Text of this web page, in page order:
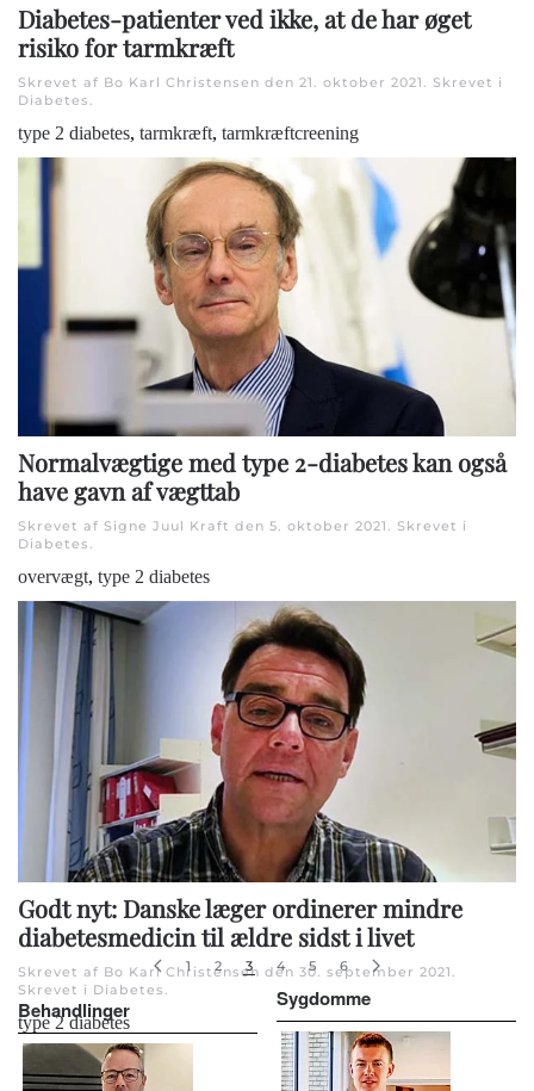
Diabetes-patienter ved ikke, at de har øget
risiko for tarmkræft
Skrevet af Bo Karl Christensen den 21. oktober 2021
. Skrevet i
Diabetes
type 2 diabetes, tarmkræft, tarmkræftcreening
Normalvægtige med type 2-diabetes kan også
have gavn af vægttab
Skrevet af Signe Juul Kraft den 5. oktober 2021. Skrevet i
Diabetes.
overvægt, type 2 diabetes
Godt nyt: Danske læger ordinerer mindre
diabetesmedicin til ældre sidst i livet
Skrevet af Bo Karl Christensen den 30. september 2021
Skrevet i Diabetes
type 2 diabetes
1 2 3 4 5 6
Behandlinger Sygdomme